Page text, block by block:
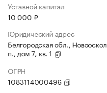
Уставной капитал
10 000 ₽
Юридический адрес
Белгородская обл.,
п., дом 7, кв. 1
ОГРН
1083114000496